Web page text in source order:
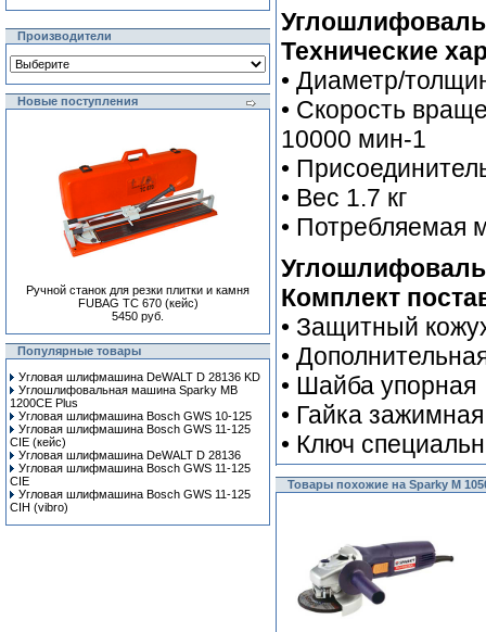
Производители
Новые поступления
Ручной станок для резки плитки и камня
FUBAG TC 670 (кейс)
5450 руб.
Популярные товары
Угловая шлифмашина DeWALT D 28136 KD
Углошлифовальная машина Sparky MB
1200CE Plus
Угловая шлифмашина Bosch GWS 10-125
Угловая шлифмашина Bosch GWS 11-125
CIE (кейс)
Угловая шлифмашина DeWALT D 28136
Угловая шлифмашина Bosch GWS 11-125
CIE
Угловая шлифмашина Bosch GWS 11-125
CIH (vibro)
Технические
• Диаметр/
• Скорость
10000 мин-1
•
• Вес 1.7 кг
• Потребляемая
Комплект
• Защитный
•
• Шайба упорная
• Гайка зажимная
• Ключ
Товары похожие на Sparky M